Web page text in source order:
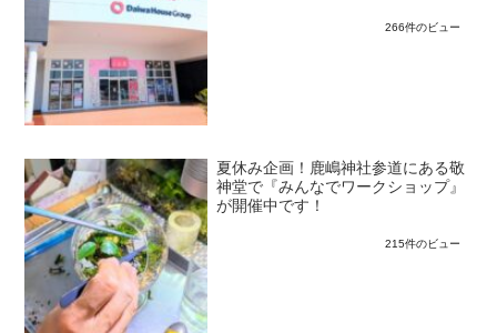
266件のビュー
夏休み企画！鹿嶋神社参道にある敬
神堂で『みんなでワークショップ』
が開催中です！
215件のビュー